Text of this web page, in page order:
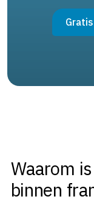
Waarom
binnen